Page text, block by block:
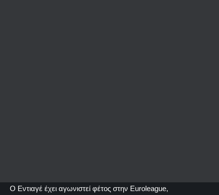
Ο Εντιαγέ έχει αγωνιστεί φέτος στην Euroleague,